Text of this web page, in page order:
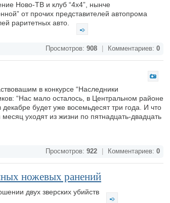
Ново-ТВ и клуб “4х4”, нынче
от прочих представителей автопрома
раритетных авто.
Просмотров: 908 Комментариев: 0
в конкурсе “Наследники
“Нас мало осталось, в Центральном районе
будет уже восемьдесят три года. И что
уходят из жизни по пятнадцать-двадцать
Просмотров: 922 Комментариев: 0
ножевых ранений
двух зверских убийств